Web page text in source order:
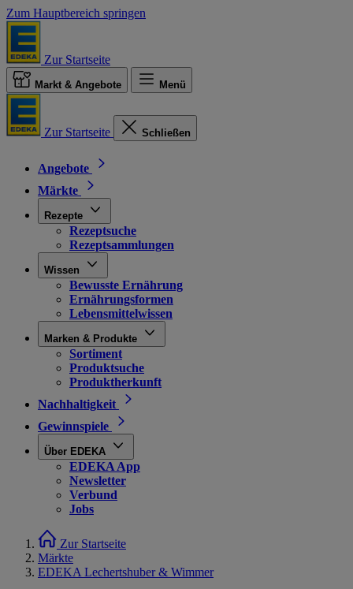
Zum Hauptbereich springen
Zur Startseite
Markt & Angebote Menü
Zur Startseite Schließen
Angebote
Märkte
Rezepte
Rezeptsuche
Rezeptsammlungen
Wissen
Bewusste Ernährung
Ernährungsformen
Lebensmittelwissen
Marken & Produkte
Sortiment
Produktsuche
Produktherkunft
Nachhaltigkeit
Gewinnspiele
Über EDEKA
EDEKA App
Newsletter
Verbund
Jobs
Zur Startseite
Märkte
EDEKA Lechertshuber & Wimmer